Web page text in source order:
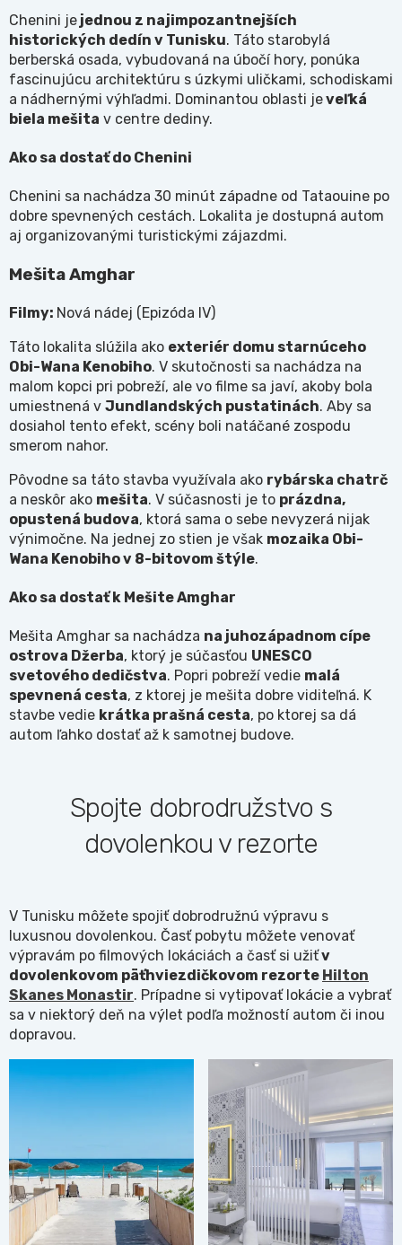
Chenini je jednou z najimpozantnejších
historických dedín v Tunisku. Táto starobylá
berberská osada, vybudovaná na úbočí hory, ponúka
fascinujúcu architektúru s úzkymi uličkami, schodiskami
a nádhernými výhľadmi. Dominantou oblasti jeveľká
biela mešita v centre dediny.
Ako sa dostať do Chenini
Chenini sa nachádza 30 minút západne od Tataouine po
dobre spevnených cestách. Lokalita je dostupná autom
aj organizovanými turistickými zájazdmi.
Mešita Amghar
Filmy: Nová nádej (Epizóda IV)
Táto lokalita slúžila ako exteriér domu starnúceho
Obi-Wana Kenobiho. V skutočnosti sa nachádza na
malom kopci pri pobreží, ale vo filme sa javí, akoby bola
umiestnená v Jundlandských pustatinách. Aby sa
dosiahol tento efekt, scény boli natáčané zospodu
smerom nahor.
Pôvodne sa táto stavba využívala ako rybárska chatrč
a neskôr ako mešita. V súčasnosti je to prázdna,
opustená budova, ktorá sama o sebe nevyzerá nijak
výnimočne. Na jednej zo stien je však mozaika Obi-
Wana Kenobiho v 8-bitovom štýle.
Ako sa dostať k Mešite Amghar
Mešita Amghar sa nachádza na juhozápadnom cípe
ostrova Džerba, ktorý je súčasťou UNESCO
svetového dedičstva. Popri pobreží vedie malá
spevnená cesta, z ktorej je mešita dobre viditeľná. K
stavbe vedie krátka prašná cesta, po ktorej sa dá
autom ľahko dostať až k samotnej budove.
Spojte dobrodružstvo s
dovolenkou v rezorte
V Tunisku môžete spojiť dobrodružnú výpravu s
luxusnou dovolenkou. Časť pobytu môžete venovať
výpravám po filmových lokáciách a časť si užiťv
dovolenkovom päťhviezdičkovom rezorte Hilton
Skanes Monastir. Prípadne si vytipovať lokácie a vybrať
sa v niektorý deň na výlet podľa možností autom či inou
dopravou.